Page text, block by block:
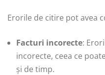
Erorile de citire pot avea
Facturi incorecte:
incorecte, ceea ce
și de timp.